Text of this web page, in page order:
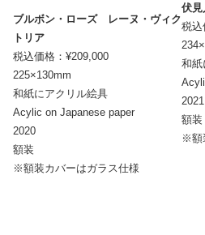
ブルボン・ローズ レーヌ・ヴィク
トリア
税込価格：¥209,000
225×130mm
和紙にアクリル絵具
Acylic on Japanese paper
2020
額装
※額装カバーはガラス仕様
伏
税込
和紙
2021
額装
※額